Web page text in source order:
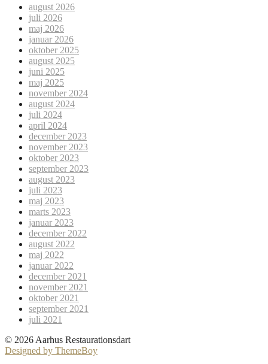
august 2026
juli 2026
maj 2026
januar 2026
oktober 2025
august 2025
juni 2025
maj 2025
november 2024
august 2024
juli 2024
april 2024
december 2023
november 2023
oktober 2023
september 2023
august 2023
juli 2023
maj 2023
marts 2023
januar 2023
december 2022
august 2022
maj 2022
januar 2022
december 2021
november 2021
oktober 2021
september 2021
juli 2021
© 2026 Aarhus Restaurationsdart
Designed by ThemeBoy